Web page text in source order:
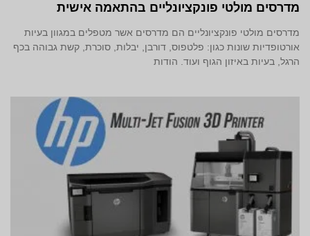
מדרסים מולטי פונקציונליים בהתאמה אישית
מדרסים מולטי פונקציונליים הם מדרסים אשר מטפלים במגוון בעיות
אורטופדיות שונות כגון: פלטפוס, דורבן, יבלות, סוכרת, קשת גבוהה בכף
הרגל, בעיות באיזון הגוף ועוד. הודות